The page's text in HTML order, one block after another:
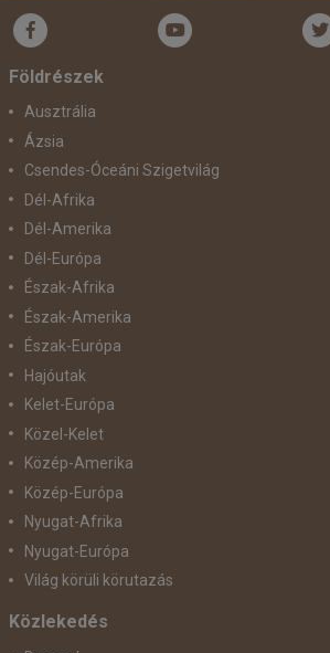
Földrészek
Ausztrália
Ázsia
Csendes-Óceáni Szigetvilág
Dél-Afrika
Dél-Amerika
Dél-Európa
Észak-Afrika
Észak-Amerika
Észak-Európa
Hajóutak
Kelet-Európa
Közel-Kelet
Közép-Amerika
Közép-Európa
Nyugat-Afrika
Nyugat-Európa
Világ körüli körutazás
Közlekedés